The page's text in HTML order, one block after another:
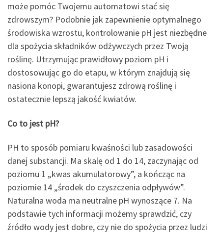
może pomóc Twojemu automatowi stać się
zdrowszym? Podobnie jak zapewnienie optymalnego
środowiska wzrostu, kontrolowanie pH jest niezbędne
dla spożycia składników odżywczych przez Twoją
roślinę. Utrzymując prawidłowy poziom pH i
dostosowując go do etapu, w którym znajdują się
nasiona konopi, gwarantujesz zdrową roślinę i
ostatecznie lepszą jakość kwiatów.
Co to jest pH?
PH to sposób pomiaru kwaśności lub zasadowości
danej substancji. Ma skalę od 1 do 14, zaczynając od
poziomu 1 „kwas akumulatorowy”, a kończąc na
poziomie 14 „środek do czyszczenia odpływów”.
Naturalna woda ma neutralne pH wynoszące 7. Na
podstawie tych informacji możemy sprawdzić, czy
źródło wody jest dobre, czy nie do spożycia przez ludzi